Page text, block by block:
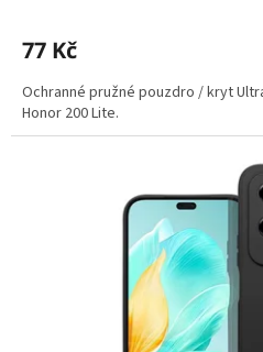
77 Kč
Ochranné pružné pouzdro / kryt
Honor 200 Lite.